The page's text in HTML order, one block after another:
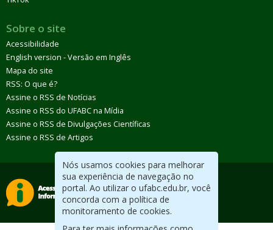
Nós usamos cookies para melhorar
sua experiência de navegação no
portal. Ao utilizar o ufabc.edu.br, você
concorda com a política de
monitoramento de cookies.
Sobre o site
Acessibilidade
English version - Versão em Inglês
Mapa do site
RSS: O que é?
Assine o RSS de Notícias
Assine o RSS do UFABC na Mídia
Assine o RSS de Divulgações Científicas
Assine o RSS de Artigos